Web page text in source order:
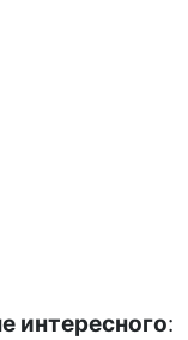
интересного: